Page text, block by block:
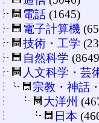
電話 (1645)
電子計算機
技術・工学
自然科学
人文科学・芸
宗教・神話
大洋州
日本